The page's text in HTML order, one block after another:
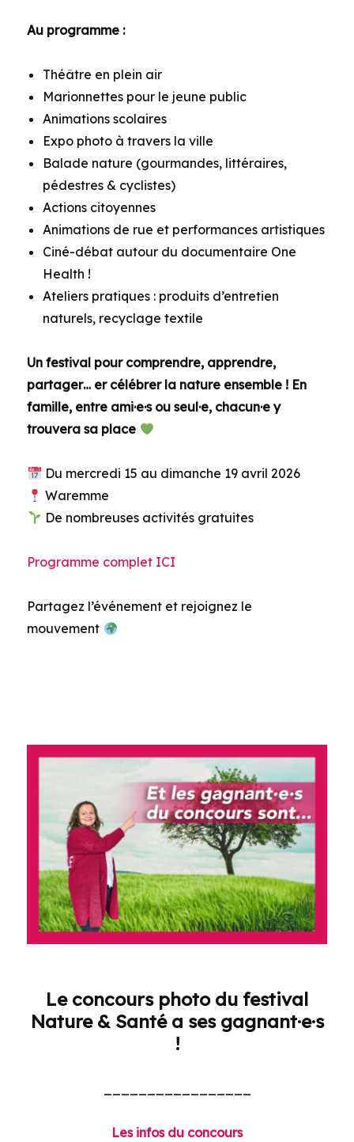
Au programme :
Théâtre en plein air
Marionnettes pour le jeune public
Animations scolaires
Expo photo à travers la ville
Balade nature (gourmandes, littéraires,
pédestres & cyclistes)
Actions citoyennes
Animations de rue et performances artistiques
Ciné-débat autour du documentaire One
Health !
Ateliers pratiques : produits d’entretien
naturels, recyclage textile
Un festival pour comprendre, apprendre,
partager… er célébrer la nature ensemble ! En
famille, entre ami·e·s ou seul·e, chacun·e y
trouvera sa place
Du mercredi 15 au dimanche 19 avril 2026
Waremme
De nombreuses activités gratuites
Programme complet ICI
Partagez l’événement et rejoignez le
mouvement
Le concours photo du festival
Nature & Santé a ses gagnant·e·s
!
Les infos du concours